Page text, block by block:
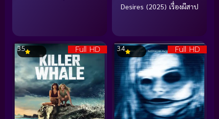
Desires (2025) เรื่องผีสาป
Full HD
3.5 Full HD
3.4